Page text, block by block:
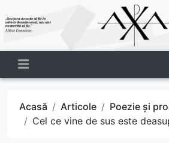
Acasă Articole
Poezie și
Cel ce vine de sus este